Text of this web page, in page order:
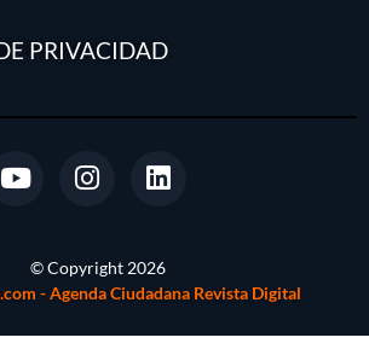
PRIVACIDAD
© Copyright 2026
- Agenda Ciudadana Revista Digital